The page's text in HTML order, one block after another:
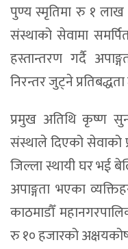
पुण्य स्मृतिमा रु १
संस्थाको सेवामा
हस्तान्तरण गर्दै
निरन्तर जुट्ने
प्रमुख अतिथि कृष्ण
संस्थाले दिएको सेवाको
जिल्ला स्थायी घर भई
अपाङ्गता भएका
काठमाडौँ
रु १० हजारको